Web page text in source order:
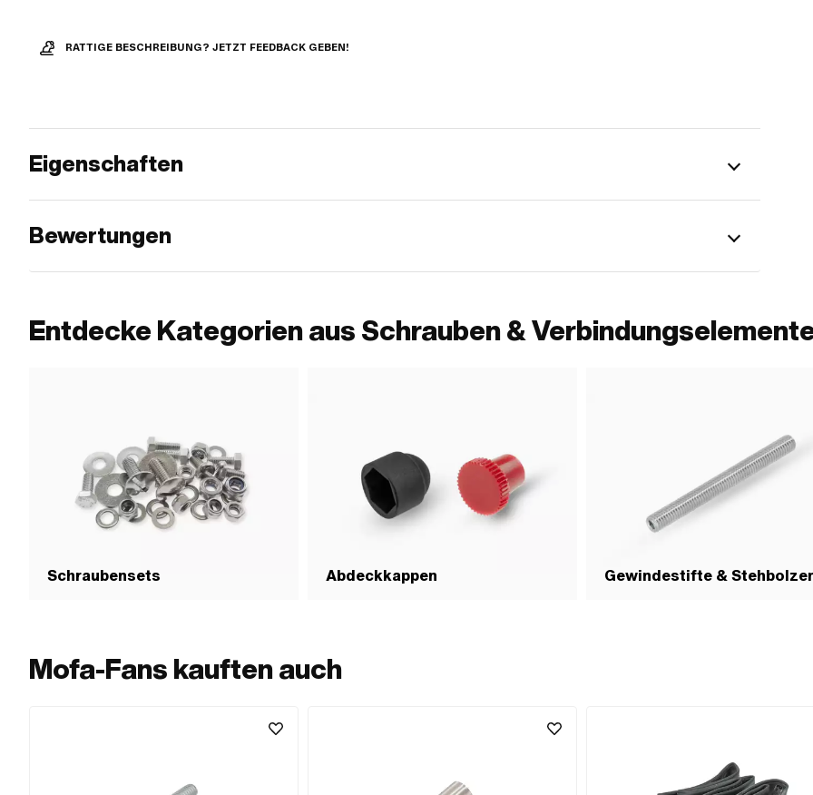
RATTIGE BESCHREIBUNG? JETZT FEEDBACK GEBEN!
Eigenschaften
Bewertungen
Entdecke Kategorien aus Schrauben &
Schraubensets Abdeckkappen Gewindestifte &
Mofa-Fans kauften auch